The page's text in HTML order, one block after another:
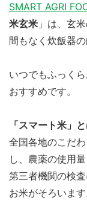
SMART AGRI
米玄米 」は、玄
間もなく炊飯器
いつでもふっく
おすすめです。
「スマート米」
全国各地のこだ
し、農薬の使用
第三者機関の検
お米がそろいます